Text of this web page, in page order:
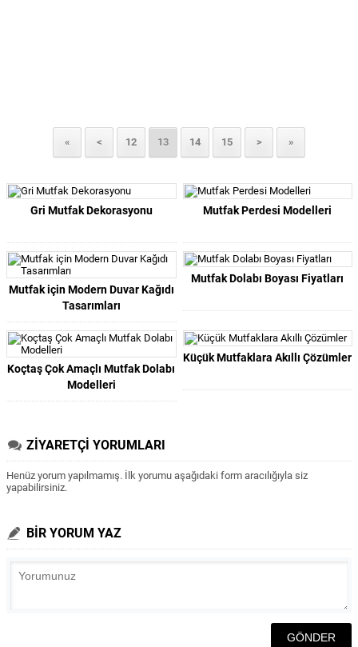
« < 12 13 14 15 > »
Gri Mutfak Dekorasyonu Mutfak Perdesi Modelleri
Mutfak için Modern Duvar Kağıdı
Tasarımları
Mutfak Dolabı Boyası Fiyatları
Koçtaş Çok Amaçlı Mutfak Dolabı
Modelleri
Küçük Mutfaklara Akıllı Çözümler
ZİYARETÇİ YORUMLARI
Henüz yorum yapılmamış. İlk yorumu aşağıdaki form aracılığıyla siz
yapabilirsiniz.
BİR YORUM YAZ